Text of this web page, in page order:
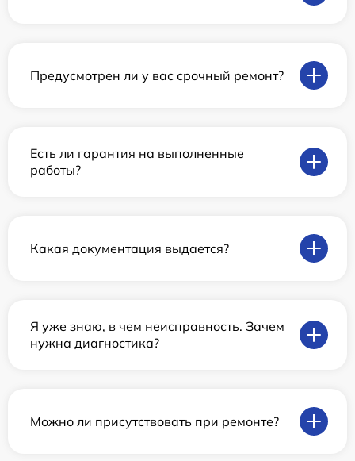
Предусмотрен ли у вас срочный ремонт?
Есть ли гарантия на выполненные
работы?
Какая документация выдается?
Я уже знаю, в чем неисправность. Зачем
нужна диагностика?
Можно ли присутствовать при ремонте?